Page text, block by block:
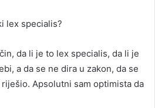
lex specialis?
da li je to lex specialis, da li je
a da se ne dira u zakon, da se
Apsolutni sam optimista da